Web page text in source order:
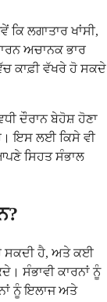
ਲਗਾਤਾਰ ਖਾਂਸੀ,
ਅਚਾਨਕ ਭਾਰ
ਕਾਫ਼ੀ ਵੱਖਰੇ ਹੋ ਸਕਦੇ
ਦੌਰਾਨ ਬੇਹੋਸ਼ ਹੋਣਾ
ਇਸ ਲਈ ਕਿਸੇ ਵੀ
ਸਿਹਤ ਸੰਭਾਲ
ਸਕਦੀ ਹੈ, ਅਤੇ ਕਈ
ਸੰਭਾਵੀ ਕਾਰਨਾਂ ਨੂੰ
ਨੂੰ ਇਲਾਜ ਅਤੇ